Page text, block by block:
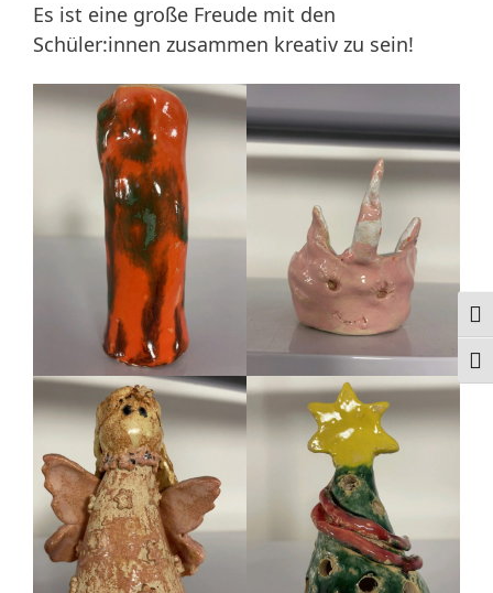
Es ist eine große Freude mit den
Schüler:innen zusammen kreativ zu sein!